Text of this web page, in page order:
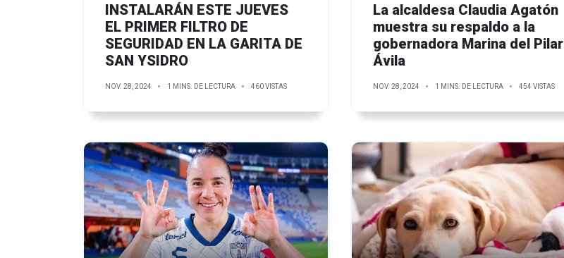
INSTALARÁN ESTE JUEVES
EL PRIMER FILTRO DE
SEGURIDAD EN LA GARITA DE
SAN YSIDRO
NOV. 28, 2024 1 MINS. DE LECTURA 460 VISTAS
La alcaldesa Claudia Agatón
muestra su respaldo a la
gobernadora Marina del Pilar
Ávila
NOV. 28, 2024 1 MINS. DE LECTURA 454 VISTAS